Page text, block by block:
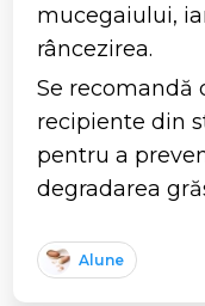
mucegaiului,
râncezirea.
Se recomandă
recipiente din
pentru a
degradarea
Alune